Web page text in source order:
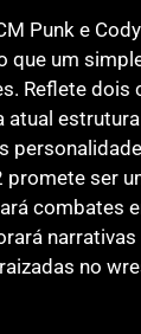
Punk e
que um
Reflete dois
estrutura
promete ser
combates
narrativas
no